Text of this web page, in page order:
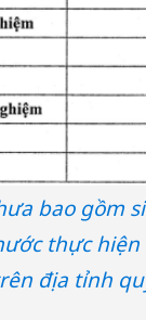
bao gồm
thực
địa tỉnh